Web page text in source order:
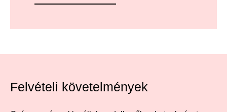
Felvételi követelmények